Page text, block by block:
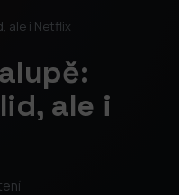
ale i Netflix
ale i